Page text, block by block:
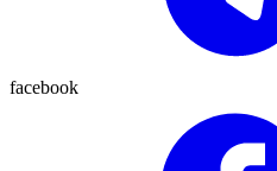
facebook